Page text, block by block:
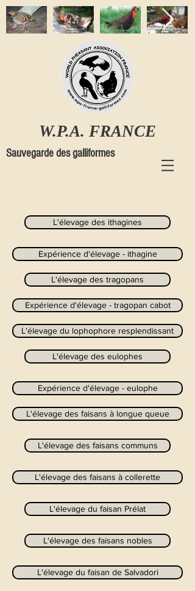
W.P.A. FRANCE
Sauvegarde des galliformes
L'élevage des ithagines
Expérience d'élevage - ithagine
L'élevage des tragopans
Expérience d'élevage - tragopan cabot
L'élevage du lophophore resplendissant
L'élevage des eulophes
Expérience d'élevage - eulophe
L'élevage des faisans à longue queue
L'élevage des faisans communs
L'élevage des faisans à collerette
L'élevage du faisan Prélat
L'élevage des faisans nobles
L'élevage du faisan de Salvadori